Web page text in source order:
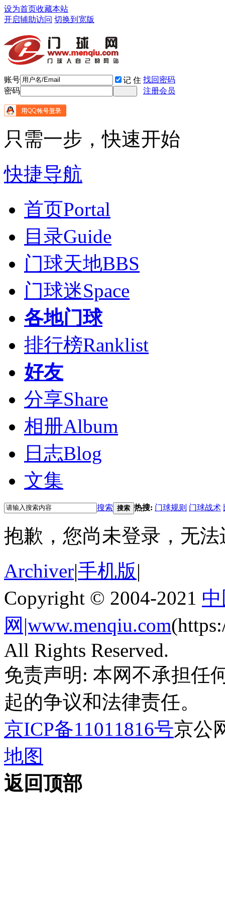
设为首页收藏本站
开启辅助访问 切换到宽版
账号 记 住 找回密码
密码
注册会员
只需一步，快速开始
快捷导航
首页Portal
目录Guide
门球天地BBS
门球迷Space
各地门球
排行榜Ranklist
好友
分享Share
相册Album
日志Blog
文集
搜索 搜索 热搜: 门球规则 门球战术
抱歉，您尚未登录，无
Archiver|手机版|
Copyright © 2004-2021
网|www.menqiu.com
All Rights Reserved.
免责声明: 本网不承担任
起的争议和法律责任。
京ICP备11011816号京公
地图
返回顶部